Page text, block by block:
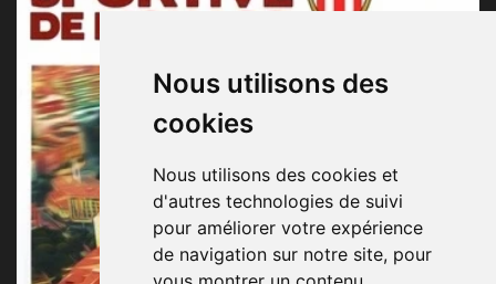
Nous utilisons des
cookies
Nous utilisons des cookies et
d'autres technologies de suivi
pour améliorer votre expérience
de navigation sur notre site, pour